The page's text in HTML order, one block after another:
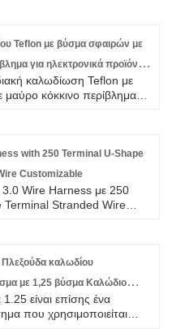
μέρος της αγοράς
και της Αμερικής.
ο μακροπρόθεσμος
Κίνα. JST σειριακά
αρσενικά θηλυκά
Teflon με βύσμα σφαιρών με
για ηλεκτρονικά προϊόντα
καλωδίωση Teflon με
κόκκινο περίβλημα
πάνω από 10
το μεγαλύτερο μέρος της
να γίνουμε ο
σας στην Κίνα.
with 250 Terminal U-Shape
Customizable
Wire Harness με 250
Terminal Stranded Wire
πάνω από 10 χρόνια,
μέρος της αγοράς
και της Αμερικής.
ο μακροπρόθεσμος
Κίνα.
καλωδίου
με 1,25 βύσμα Καλώδιο
είναι επίσης ένα
που χρησιμοποιείται